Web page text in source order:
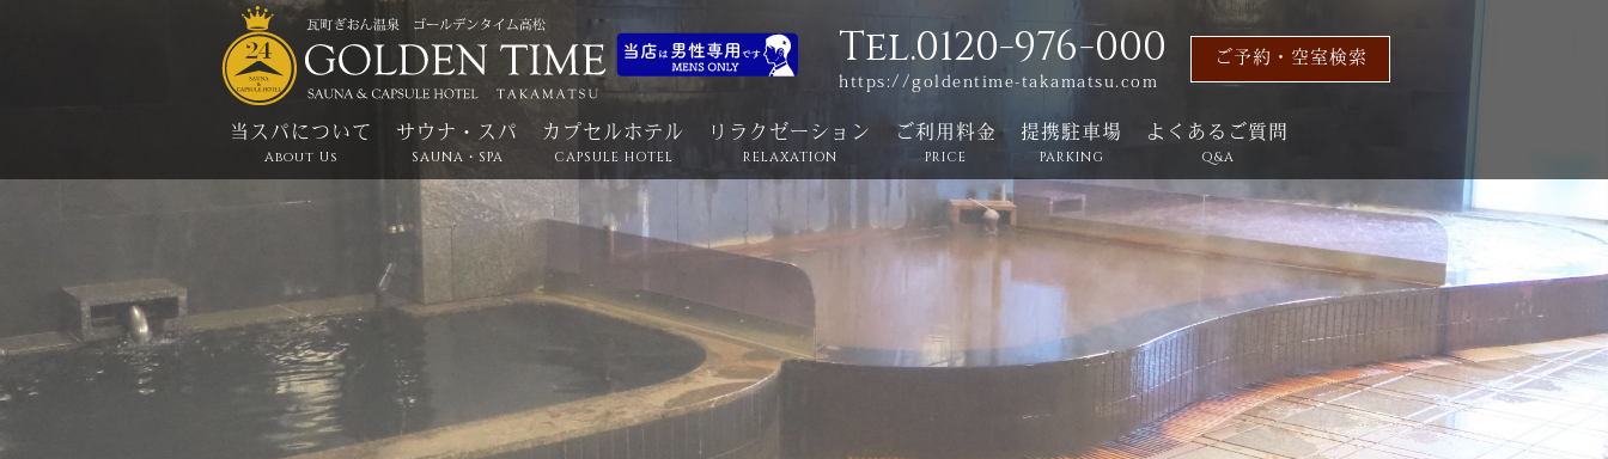
Tel.0120-976-000
https://goldentime-takamatsu.com
当スパについて
About Us
サウナ・スパ
SAUNA・SPA
カプセルホテル
CAPSULE HOTEL
リラクゼーション
RELAXATION
ご利用料金
PRICE
提携駐車場
PARKING
よくあるご質問
Q&A
ご予約・空室検索